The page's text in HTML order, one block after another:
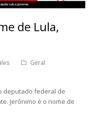
de Lula,
Geral
deputado federal de
Jerônimo é o nome de